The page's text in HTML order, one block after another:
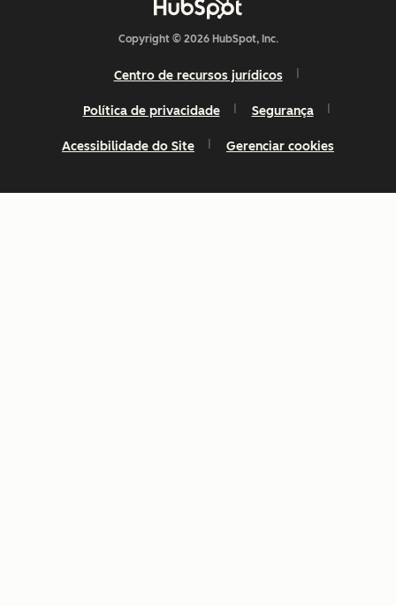
Copyright © 2026 HubSpot, Inc.
Centro de recursos jurídicos
Política de privacidade Segurança
Acessibilidade do Site Gerenciar cookies